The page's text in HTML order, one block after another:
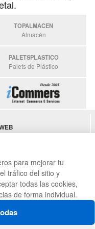
TOPALMACEN
Almacén
PALETSPLASTICO
Palets de Plástico
derechos reservados
para mejorar tu
tráfico del sitio y
todas las cookies,
de forma individual.